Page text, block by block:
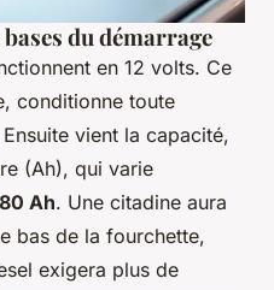
du démarrage
en 12 volts. Ce
conditionne toute
vient la capacité,
(Ah), qui varie
Ah. Une citadine aura
bas de la fourchette,
exigera plus de